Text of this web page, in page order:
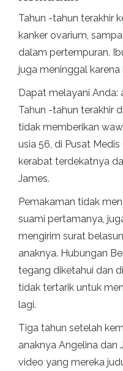
Tahun -tahun terakhir
kanker ovarium,
dalam pertempuran.
juga meninggal karena
Dapat melayani Anda:
Tahun -tahun terakhir
tidak memberikan
usia 56, di Pusat
kerabat terdekatnya
James.
Pemakaman tidak
suami pertamanya,
mengirim surat
anaknya. Hubungan
tegang diketahui dan
tidak tertarik untuk
lagi.
Tiga tahun setelah
anaknya Angelina
video yang mereka